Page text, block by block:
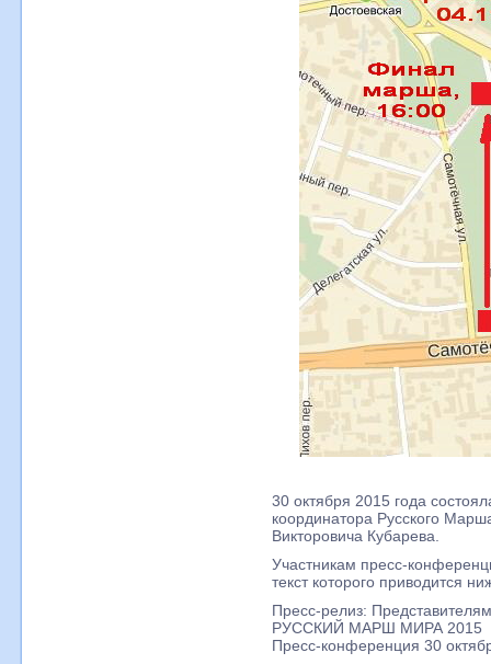
30 октября 2015 года
координатора Русского
Викторовича Кубарева.
Участникам пресс-
текст которого приводится
Пресс-релиз:
РУССКИЙ МАРШ МИРА 2015
Пресс-конференция 30